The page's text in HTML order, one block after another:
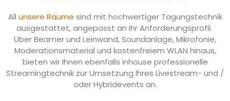
All unsere Räume sind mit hochwertiger Tagungstechnik
ausgestattet, angepasst an Ihr Anforderungsprofil.
Über Beamer und Leinwand, Soundanlage, Mikrofonie,
Moderationsmaterial und kostenfreiem WLAN hinaus,
bieten wir Ihnen ebenfalls inhouse professionelle
Streamingtechnik zur Umsetzung Ihres Livestream- und /
oder Hybridevents an.